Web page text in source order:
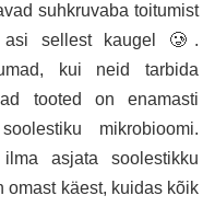
suhkruvaba toitumist
asi sellest kaugel 🥲.
kui neid tarbida
tooted on enamasti
mikrobioomi.
asjata soolestikku
omast käest, kuidas kõik